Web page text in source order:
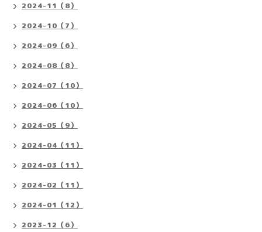
2024-11（8）
2024-10（7）
2024-09（6）
2024-08（8）
2024-07（10）
2024-06（10）
2024-05（9）
2024-04（11）
2024-03（11）
2024-02（11）
2024-01（12）
2023-12（6）